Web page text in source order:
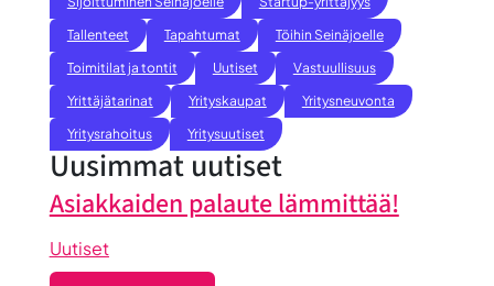
Tallenteet
Tapahtumat
Töihin Seinäjoelle
Toimitilat ja tontit
Uutiset
Vastuullisuus
Yrittäjätarinat
Yrityskaupat
Yritysneuvonta
Yritysrahoitus
Yritysuutiset
Uusimmat uutiset
Asiakkaiden palaute lämmittää!
Uutiset